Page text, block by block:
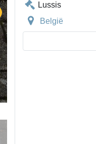
Lussis
België